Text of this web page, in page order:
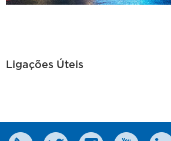
Ligações Úteis